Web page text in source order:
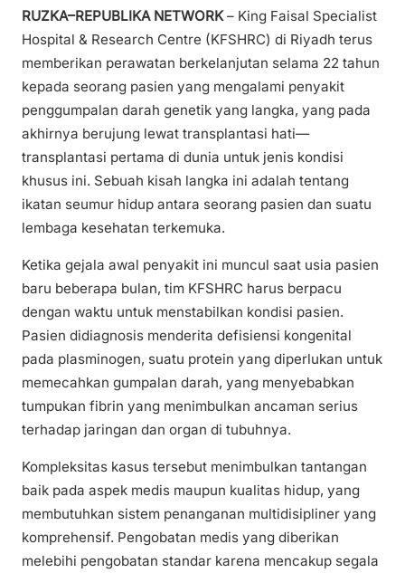
RUZKA–REPUBLIKA NETWORK– King Faisal Specialist
Hospital & Research Centre (KFSHRC) di Riyadh terus
memberikan perawatan berkelanjutan selama 22 tahun
kepada seorang pasien yang mengalami penyakit
penggumpalan darah genetik yang langka, yang pada
akhirnya berujung lewat transplantasi hati—
transplantasi pertama di dunia untuk jenis kondisi
khusus ini. Sebuah kisah langka ini adalah tentang
ikatan seumur hidup antara seorang pasien dan suatu
lembaga kesehatan terkemuka.
Ketika gejala awal penyakit ini muncul saat usia pasien
baru beberapa bulan, tim KFSHRC harus berpacu
dengan waktu untuk menstabilkan kondisi pasien.
Pasien didiagnosis menderita defisiensi kongenital
pada plasminogen, suatu protein yang diperlukan untuk
memecahkan gumpalan darah, yang menyebabkan
tumpukan fibrin yang menimbulkan ancaman serius
terhadap jaringan dan organ di tubuhnya.
Kompleksitas kasus tersebut menimbulkan tantangan
baik pada aspek medis maupun kualitas hidup, yang
membutuhkan sistem penanganan multidisipliner yang
komprehensif. Pengobatan medis yang diberikan
melebihi pengobatan standar karena mencakup segala